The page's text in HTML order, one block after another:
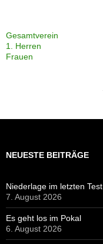
Gesamtverein
1. Herren
Frauen
NEUESTE BEITRÄGE
Niederlage im letzten Test
7. August 2026
Es geht los im Pokal
6. August 2026